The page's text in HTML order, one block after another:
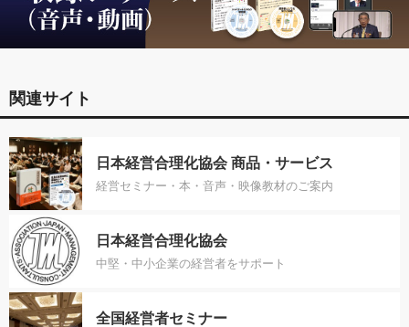
関連サイト
日本経営合理化協会 商品・サービス
経営セミナー・本・音声・映像教材のご案内
日本経営合理化協会
中堅・中小企業の経営者をサポート
全国経営者セミナー